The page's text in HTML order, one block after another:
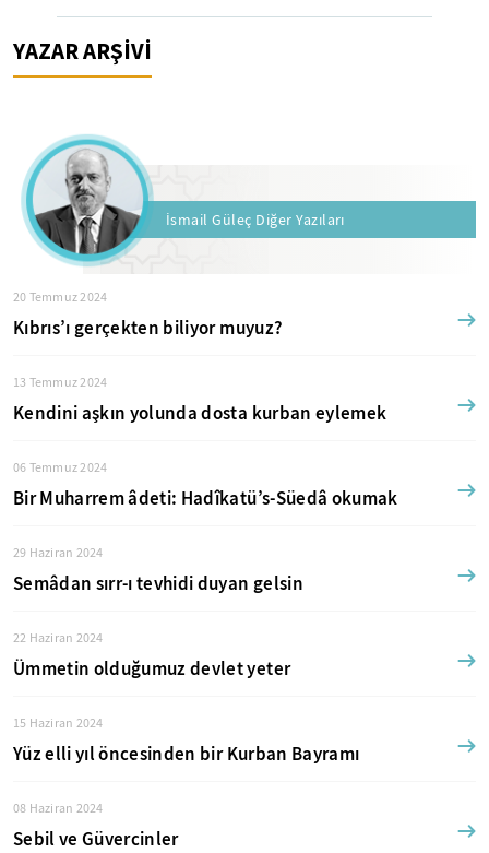
YAZAR ARŞİVİ
İsmail Güleç Diğer Yazıları
20 Temmuz 2024
Kıbrıs’ı gerçekten biliyor muyuz?
13 Temmuz 2024
Kendini aşkın yolunda dosta kurban eylemek
06 Temmuz 2024
Bir Muharrem âdeti: Hadîkatü’s-Süedâ okumak
29 Haziran 2024
Semâdan sırr-ı tevhidi duyan gelsin
22 Haziran 2024
Ümmetin olduğumuz devlet yeter
15 Haziran 2024
Yüz elli yıl öncesinden bir Kurban Bayramı
08 Haziran 2024
Sebil ve Güvercinler